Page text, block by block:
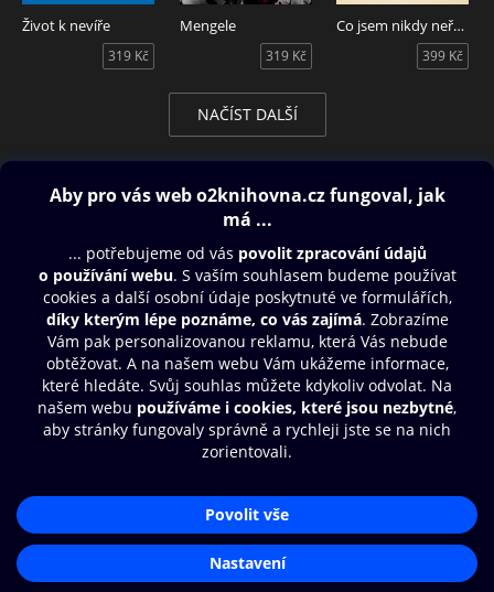
Život k nevíře
319 Kč
Mengele
319 Kč
Co jsem nikdy neřekla
399 Kč
NAČÍST DALŠÍ
Obsah ke stažení
Moje O2 Knihovna
Další zábava
© O2 Czech Republic a.s.
Přístupnost
Zásady zpracování osobních údajůAplikace O2 Knihovna
Čti a poslouchej své e-knihy a
audioknihy rychleji a pohodlněji.